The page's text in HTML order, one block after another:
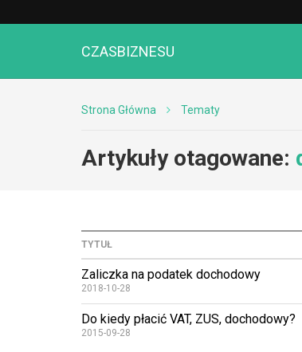
CZASBIZNESU
Strona Główna Tematy
Artykuły otagowane:
TYTUŁ
Zaliczka na podatek dochodowy
2018-10-28
Do kiedy płacić VAT, ZUS, dochodowy?
2015-09-28